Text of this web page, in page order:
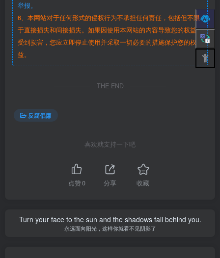
举报。
6、本网站对于任何形式的侵权行为不承担任何责任，包括但不限
于直接损失和间接损失。如果因使用本网站的内容导致您的权益
受到损害，您应立即停止使用并采取一切必要的措施保护您的权
益。
THE END
反腐倡廉
喜欢就支持一下吧
点赞0 分享 收藏
Turn your face to the sun and the shadows fall behind you.
永远面向阳光，这样你就看不见阴影了